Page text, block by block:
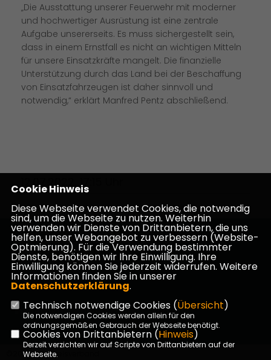
Die Ausstattung unserer Feuerwehr mit moderner
und hochwertiger Ausrüstung ist eine zentrale
Aufgabe unsererseits. Es muss sichergestellt sein,
dass in einem Ernstfall es nicht an wichtigen Mitteln
für unsere Einsatzkräfte mangelt. Die finanzielle
Unterstützung durch das Land bei der Beschaffung
von Einsatzfahrzeugen ist daher sinnvoll und
notwendig,“ erklärt Manfred Pentz abschließend.
12.07.2022, 17:15 Uhr
Homepage des CDU Kreisverbandes Darmstadt-
Dieburg
Impressum Datenschutz Kontakt
©2026 CDU Kreisverband
Cookie Hinweis
Diese Webseite verwendet Cookies, die notwendig
sind, um die Webseite zu nutzen. Weiterhin
verwenden wir Dienste von Drittanbietern, die uns
helfen, unser Webangebot zu verbessern (Website-
Optmierung). Für die Verwendung bestimmter
Dienste, benötigen wir Ihre Einwilligung. Ihre
Einwilligung können Sie jederzeit widerrufen. Weitere
Informationen finden Sie in unserer
Datenschutzerklärung.
Technisch notwendige Cookies (Übersicht)
Die notwendigen Cookies werden allein für den
ordnungsgemäßen Gebrauch der Webseite benötigt.
Cookies von Drittanbietern (Hinweis)
Derzeit verzichten wir auf Scripte von Drittanbietern auf der
Webseite.